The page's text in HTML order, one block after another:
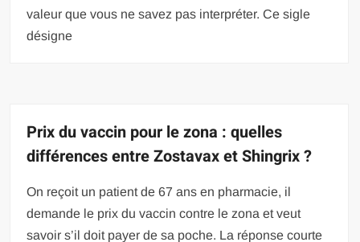
valeur que vous ne savez pas interpréter. Ce sigle
désigne
Prix du vaccin pour le zona : quelles
différences entre Zostavax et Shingrix ?
On reçoit un patient de 67 ans en pharmacie, il
demande le prix du vaccin contre le zona et veut
savoir s’il doit payer de sa poche. La réponse courte